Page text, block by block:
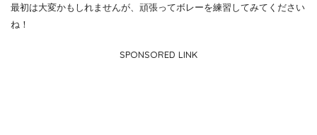
最初は大変かもしれませんが、頑張ってボレーを練習してみてください
ね！
SPONSORED LINK